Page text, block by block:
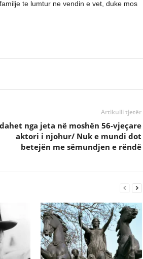
te lumtur ne vendin e vet, duke mos
Artikulli tjetër
nga jeta në moshën 56-vjeçare
aktori i njohur/ Nuk e mundi dot
betejën me sëmundjen e rëndë